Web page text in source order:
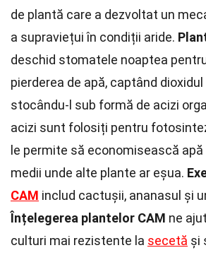
de plantă care a dezvoltat un
a supraviețui în condiții aride.
deschid stomatele noaptea
pierderea de apă, captând
stocându-l sub formă de acizi
acizi sunt folosiți pentru
le permite să economisească
medii unde alte plante ar eșua.
CAM includ cactușii, ananasul și
Înțelegerea plantelor CAM ne
culturi mai rezistente la secetă și